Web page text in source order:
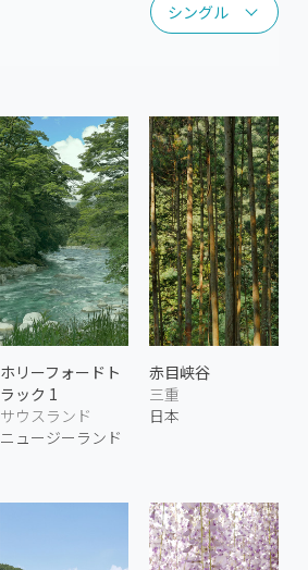
シングル
シングル
ホリーフォードト
ラック 1
サウスランド
ニュージーランド
赤目峡谷
三重
日本